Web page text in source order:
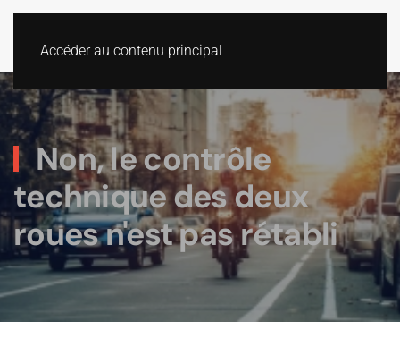
Accéder au contenu principal
Non, le contrôle
technique des deux
roues n'est pas rétabli